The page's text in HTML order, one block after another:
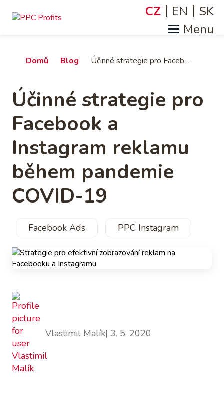
Jazyky
CZ EN SK
Drobečková
navigace
Domů Blog Účinné strategie pro Facebook a Instagram reklamu během pandemie COVID-19
Účinné strategie pro
Facebook a
Instagram reklamu
během pandemie
COVID-19
Facebook Ads PPC Instagram
Vlastimil Malík| 3. 5. 2020